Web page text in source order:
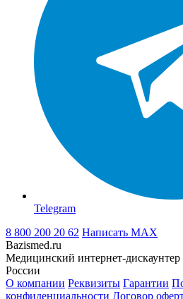
Telegram
8 800 200 20 62 Написать MAX
Bazismed.ru
Медицинский интернет-дискаунтер
России
О компании Реквизиты Гарантии
конфиденциальности Договор